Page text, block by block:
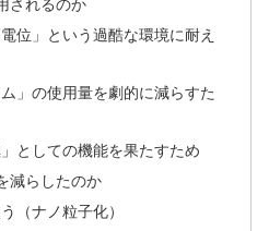
されるのか
位」という過酷な環境に耐え
」の使用量を劇的に減らすた
としての機能を果たすため
減らしたのか
（ナノ粒子化）